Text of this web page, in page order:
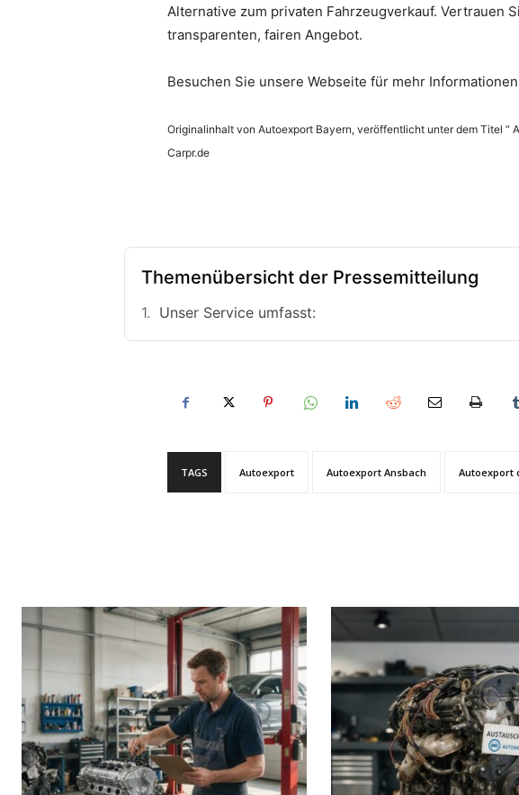
Alternative zum privaten Fahrzeugverkauf. Vertrauen
transparenten, fairen Angebot.
Besuchen Sie unsere Webseite für mehr
Originalinhalt von Autoexport Bayern, veröffentlicht unter dem Titel “
Carpr.de
Themenübersicht der Pressemitteilung
Unser Service umfasst:
TAGS Autoexport Autoexport Ansbach Autoexport